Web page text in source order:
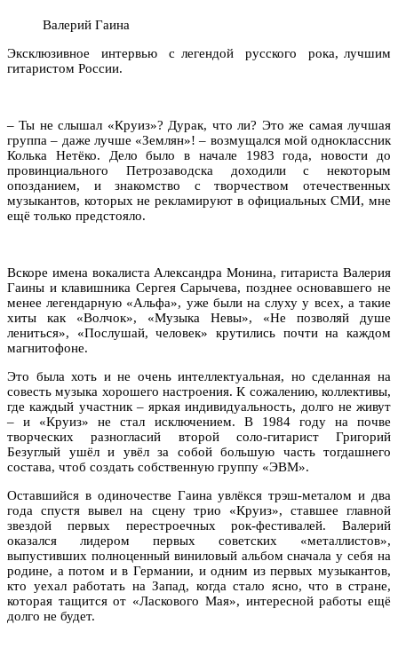
Валерий Гаина
Эксклюзивное интервью с легендой русского рока, лучшим
гитаристом России.
– Ты не слышал «Круиз»? Дурак, что ли? Это же самая лучшая
группа – даже лучше «Землян»! – возмущался мой одноклассник
Колька Нетёко. Дело было в начале 1983 года, новости до
провинциального Петрозаводска доходили с некоторым
опозданием, и знакомство с творчеством отечественных
музыкантов, которых не рекламируют в официальных СМИ, мне
ещё только предстояло.
Вскоре имена вокалиста Александра Монина, гитариста Валерия
Гаины и клавишника Сергея Сарычева, позднее основавшего не
менее легендарную «Альфа», уже были на слуху у всех, а такие
хиты как «Волчок», «Музыка Невы», «Не позволяй душе
лениться», «Послушай, человек» крутились почти на каждом
магнитофоне.
Это была хоть и не очень интеллектуальная, но сделанная на
совесть музыка хорошего настроения. К сожалению, коллективы,
где каждый участник – яркая индивидуальность, долго не живут
– и «Круиз» не стал исключением. В 1984 году на почве
творческих разногласий второй соло-гитарист Григорий
Безуглый ушёл и увёл за собой большую часть тогдашнего
состава, чтоб создать собственную группу «ЭВМ».
Оставшийся в одиночестве Гаина увлёкся трэш-металом и два
года спустя вывел на сцену трио «Круиз», ставшее главной
звездой первых перестроечных рок-фестивалей. Валерий
оказался лидером первых советских «металлистов»,
выпустивших полноценный виниловый альбом сначала у себя на
родине, а потом и в Германии, и одним из первых музыкантов,
кто уехал работать на Запад, когда стало ясно, что в стране,
которая тащится от «Ласкового Мая», интересной работы ещё
долго не будет.